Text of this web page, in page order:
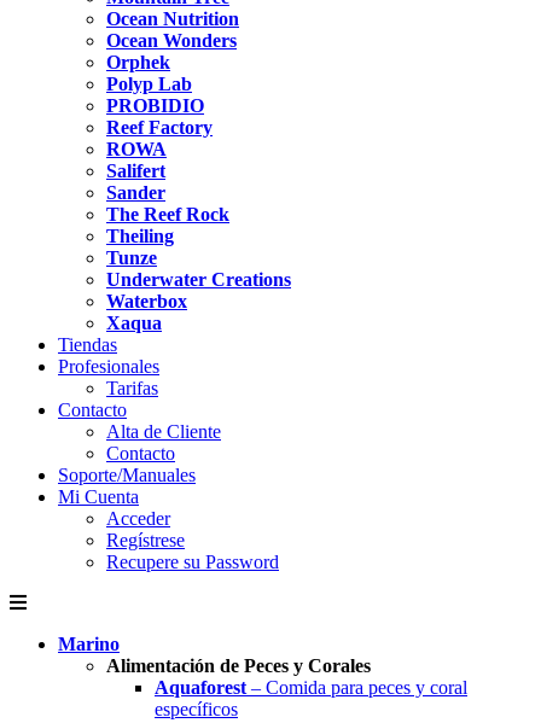
Ocean Nutrition
Ocean Wonders
Orphek
Polyp Lab
PROBIDIO
Reef Factory
ROWA
Salifert
Sander
The Reef Rock
Theiling
Tunze
Underwater Creations
Waterbox
Xaqua
Tiendas
Profesionales
Tarifas
Contacto
Alta de Cliente
Contacto
Soporte/Manuales
Mi Cuenta
Acceder
Regístrese
Recupere su Password
Marino
Alimentación de Peces y Corales
Aquaforest – Comida para peces y coral
específicos